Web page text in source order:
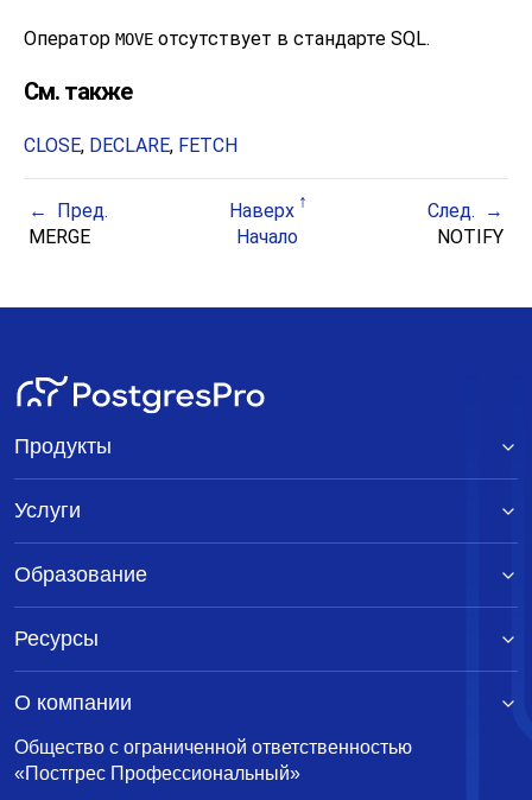
Оператор MOVE отсутствует в стандарте SQL.
См. также
CLOSE, DECLARE, FETCH
Пред. Наверх
След.
MERGE
Начало NOTIFY
Общество с ограниченной ответственностью
«Постгрес Профессиональный»
Продукты
Услуги
Образование
Ресурсы
О компании